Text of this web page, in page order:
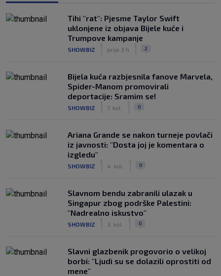
Tihi "rat": Pjesme Taylor Swift
uklonjene iz objava Bijele kuće i
Trumpove kampanje
SHOWBIZ prije 3 h 2
Bijela kuća razbjesnila fanove Marvela,
Spider-Manom promovirali
deportacije: Sramim se!
SHOWBIZ 7. kol. 0
Ariana Grande se nakon turneje povlači
iz javnosti: "Dosta joj je komentara o
izgledu"
SHOWBIZ 4. kol. 0
Slavnom bendu zabranili ulazak u
Singapur zbog podrške Palestini:
"Nadrealno iskustvo"
SHOWBIZ 3. kol. 0
Slavni glazbenik progovorio o velikoj
borbi: "Ljudi su se dolazili oprostiti od
mene"